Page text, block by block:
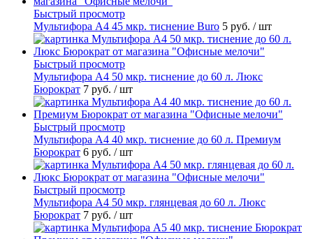
Быстрый просмотр
Мультифора А4 45 мкр. тиснение Buro 5 руб. / шт
Быстрый просмотр
Мультифора А4 50 мкр. тиснение до 60 л. Люкс
Бюрократ 7 руб. / шт
Быстрый просмотр
Мультифора А4 40 мкр. тиснение до 60 л. Премиум
Бюрократ 6 руб. / шт
Быстрый просмотр
Мультифора А4 50 мкр. глянцевая до 60 л. Люкс
Бюрократ 7 руб. / шт